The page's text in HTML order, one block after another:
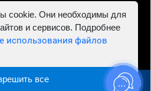
ИНН 781302555843,
в Уфе - Автосервис "Евро Чип
cookie. Они необходимы для
и сервисов. Подробнее
использования файлов
все